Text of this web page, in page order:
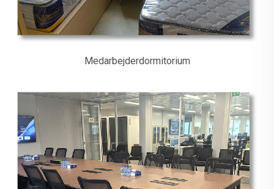
Medarbejderdormitorium